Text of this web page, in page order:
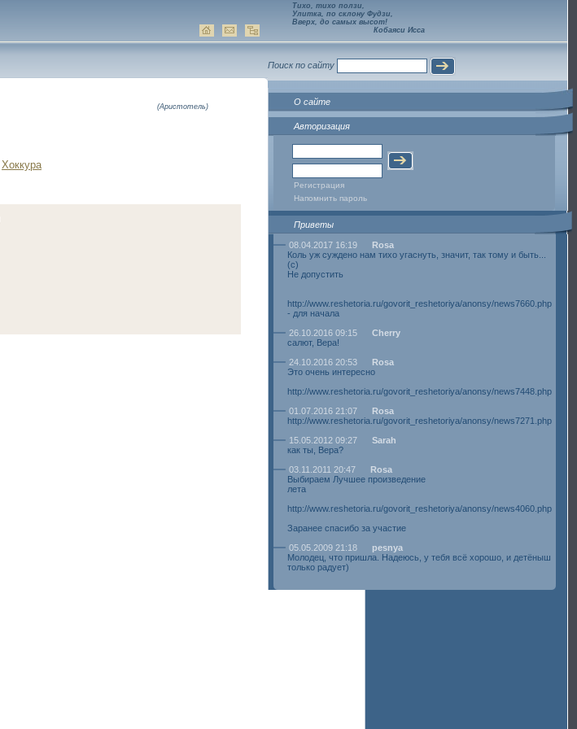
(Аристотель)
Хоккура
Тихо, тихо ползи,
Улитка, по склону Фудзи,
Вверх, до самых высот!
Кобаяси Исса
Поиск по сайту
О сайте
Авторизация
Регистрация
Напомнить пароль
Приветы
08.04.2017 16:19
Rosa
Коль уж суждено нам тихо угаснуть, значит, так тому и быть...
(с)
Не допустить
http://www.reshetoria.ru/govorit_reshetoriya/anonsy/news7660.php
- для начала
26.10.2016 09:15
Cherry
салют, Вера!
24.10.2016 20:53
Rosa
Это очень интересно
http://www.reshetoria.ru/govorit_reshetoriya/anonsy/news7448.php
01.07.2016 21:07
Rosa
http://www.reshetoria.ru/govorit_reshetoriya/anonsy/news7271.php
15.05.2012 09:27
Sarah
как ты, Вера?
03.11.2011 20:47
Rosa
Выбираем Лучшее произведение
лета
http://www.reshetoria.ru/govorit_reshetoriya/anonsy/news4060.php
Заранее спасибо за участие
05.05.2009 21:18
pesnya
Молодец, что пришла. Надеюсь, у тебя всё хорошо, и детёныш
только радует)